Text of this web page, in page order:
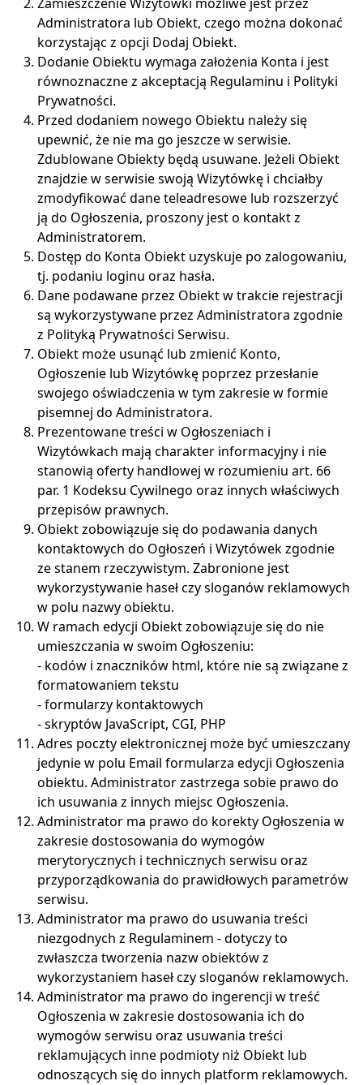
Administratora lub Obiekt, czego można dokonać
korzystając z opcji Dodaj Obiekt.
Dodanie Obiektu wymaga założenia Konta i jest
równoznaczne z akceptacją Regulaminu i Polityki
Prywatności.
Przed dodaniem nowego Obiektu należy się
upewnić, że nie ma go jeszcze w serwisie.
Zdublowane Obiekty będą usuwane. Jeżeli Obiekt
znajdzie w serwisie swoją Wizytówkę i chciałby
zmodyfikować dane teleadresowe lub rozszerzyć
ją do Ogłoszenia, proszony jest o kontakt z
Administratorem.
Dostęp do Konta Obiekt uzyskuje po zalogowaniu,
tj. podaniu loginu oraz hasła.
Dane podawane przez Obiekt w trakcie rejestracji
są wykorzystywane przez Administratora zgodnie
z Polityką Prywatności Serwisu.
Obiekt może usunąć lub zmienić Konto,
Ogłoszenie lub Wizytówkę poprzez przesłanie
swojego oświadczenia w tym zakresie w formie
pisemnej do Administratora.
Prezentowane treści w Ogłoszeniach i
Wizytówkach mają charakter informacyjny i nie
stanowią oferty handlowej w rozumieniu art. 66
par. 1 Kodeksu Cywilnego oraz innych właściwych
przepisów prawnych.
Obiekt zobowiązuje się do podawania danych
kontaktowych do Ogłoszeń i Wizytówek zgodnie
ze stanem rzeczywistym. Zabronione jest
wykorzystywanie haseł czy sloganów reklamowych
w polu nazwy obiektu.
W ramach edycji Obiekt zobowiązuje się do nie
umieszczania w swoim Ogłoszeniu:
- kodów i znaczników html, które nie są związane z
formatowaniem tekstu
- formularzy kontaktowych
- skryptów JavaScript, CGI, PHP
Adres poczty elektronicznej może być umieszczany
jedynie w polu Email formularza edycji Ogłoszenia
obiektu. Administrator zastrzega sobie prawo do
ich usuwania z innych miejsc Ogłoszenia.
Administrator ma prawo do korekty Ogłoszenia w
zakresie dostosowania do wymogów
merytorycznych i technicznych serwisu oraz
przyporządkowania do prawidłowych parametrów
serwisu.
Administrator ma prawo do usuwania treści
niezgodnych z Regulaminem - dotyczy to
zwłaszcza tworzenia nazw obiektów z
wykorzystaniem haseł czy sloganów reklamowych.
Administrator ma prawo do ingerencji w treść
Ogłoszenia w zakresie dostosowania ich do
wymogów serwisu oraz usuwania treści
reklamujących inne podmioty niż Obiekt lub
odnoszących się do innych platform reklamowych.